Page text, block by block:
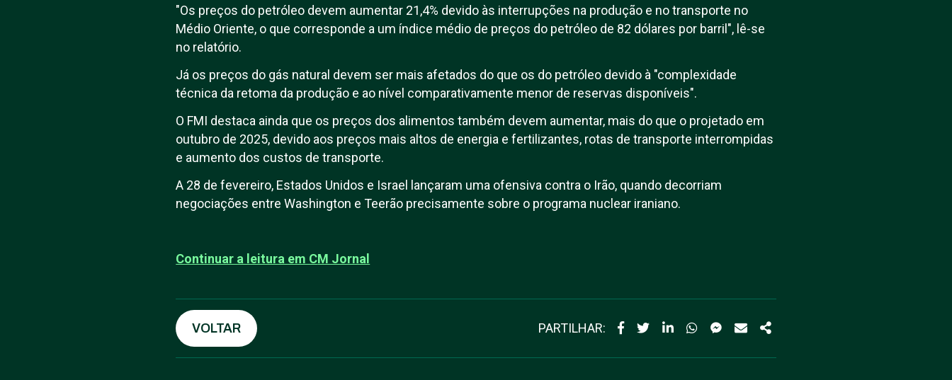
"Os preços do petróleo devem aumentar 21,4% devido às interrupções na produção e no transporte no
Médio Oriente, o que corresponde a um índice médio de preços do petróleo de 82 dólares por barril", lê-se
no relatório.
Já os preços do gás natural devem ser mais afetados do que os do petróleo devido à "complexidade
técnica da retoma da produção e ao nível comparativamente menor de reservas disponíveis".
O FMI destaca ainda que os preços dos alimentos também devem aumentar, mais do que o projetado em
outubro de 2025, devido aos preços mais altos de energia e fertilizantes, rotas de transporte interrompidas
e aumento dos custos de transporte.
A 28 de fevereiro, Estados Unidos e Israel lançaram uma ofensiva contra o Irão, quando decorriam
negociações entre Washington e Teerão precisamente sobre o programa nuclear iraniano.
Continuar a leitura em CM Jornal
VOLTAR PARTILHAR: